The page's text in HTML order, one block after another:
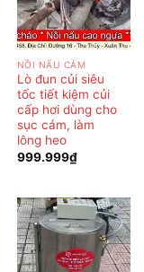
NỒI NẤU CÁM
Lò đun củi siêu
tốc tiết kiệm củi
cấp hơi dùng cho
sục cám, làm
lông heo
999.999₫